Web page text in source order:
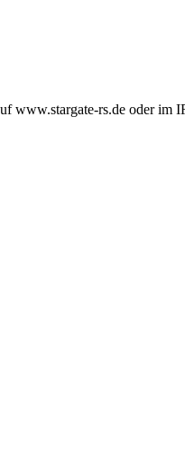
www.stargate-rs.de oder im